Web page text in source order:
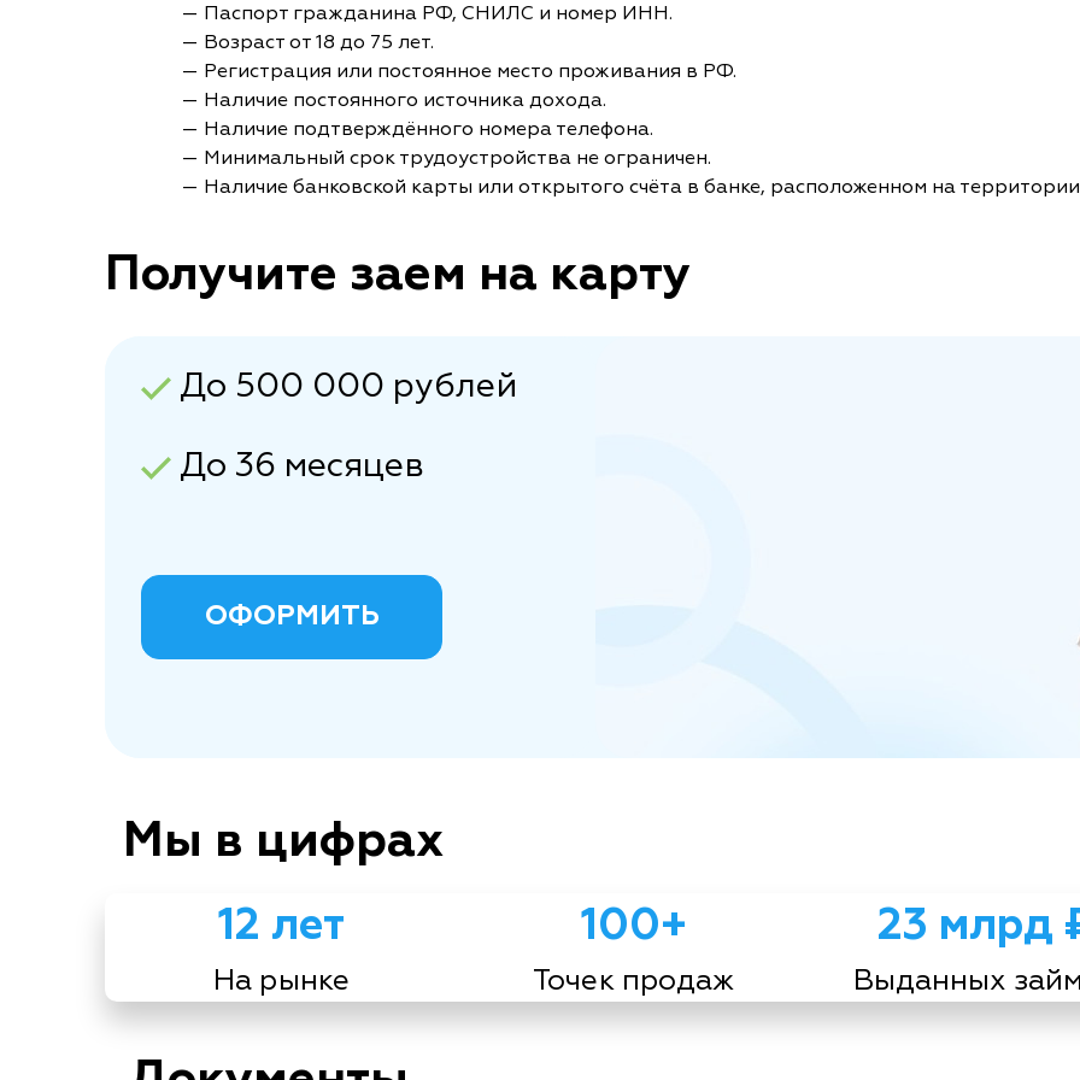
— Паспорт гражданина РФ, СНИЛС и номер ИНН.
— Возраст от 18 до 75 лет.
— Регистрация или постоянное место проживания в РФ.
— Наличие постоянного источника дохода.
— Наличие подтверждённого номера телефона.
— Минимальный срок трудоустройства не ограничен.
— Наличие банковской карты или открытого счёта в банке, расположенном на
Получите заем на карту
До 500 000 рублей
До 36 месяцев
ОФОРМИТЬ
Мы в цифрах
12 лет
На рынке
100+
Точек продаж
23 млрд
Выданных